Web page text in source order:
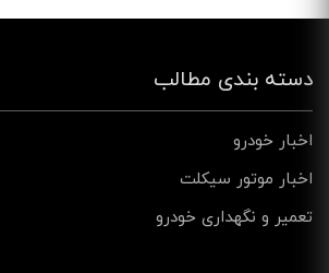
دسته بندی مطالب
اخبار خودرو
اخبار موتور سیکلت
تعمیر و نگهداری خودرو